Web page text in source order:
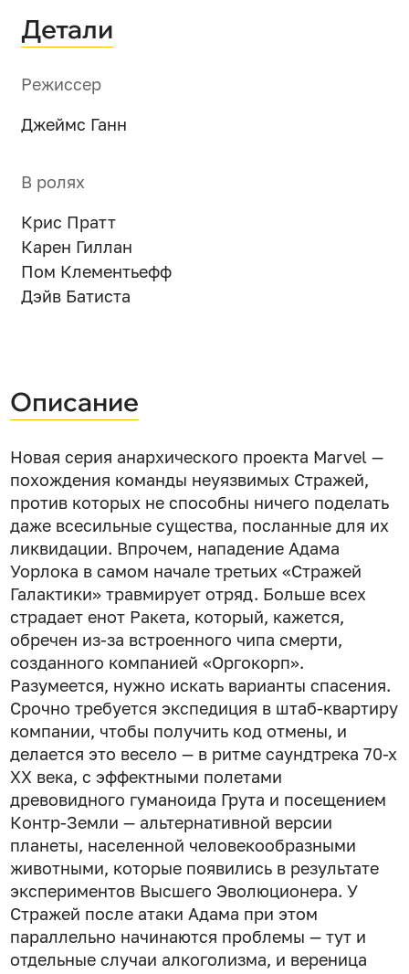
Детали
Режиссер
Джеймс Ганн
В ролях
Крис Пратт
Карен Гиллан
Пом Клементьефф
Дэйв Батиста
Описание
Новая серия анархического проекта Marvel —
похождения команды неуязвимых Стражей,
против которых не способны ничего поделать
даже всесильные существа, посланные для их
ликвидации. Впрочем, нападение Адама
Уорлока в самом начале третьих «Стражей
Галактики» травмирует отряд. Больше всех
страдает енот Ракета, который, кажется,
обречен из-за встроенного чипа смерти,
созданного компанией «Оргокорп».
Разумеется, нужно искать варианты спасения.
Срочно требуется экспедиция в штаб-квартиру
компании, чтобы получить код отмены, и
делается это весело — в ритме саундтрека 70-х
XX века, с эффектными полетами
древовидного гуманоида Грута и посещением
Контр-Земли — альтернативной версии
планеты, населенной человекообразными
животными, которые появились в результате
экспериментов Высшего Эволюционера. У
Стражей после атаки Адама при этом
параллельно начинаются проблемы — тут и
отдельные случаи алкоголизма, и вереница